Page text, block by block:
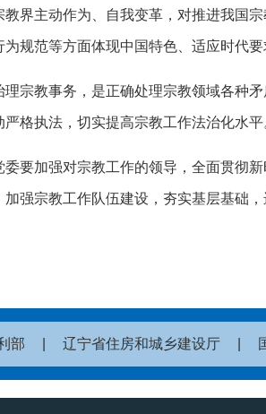
界主动作为、自我变革，对推进我国
规范等方面体现中国特色、适应时代
理宗教事务，是正确处理宗教领域各种
格执法，切实提高宗教工作法治化水平
委要加强对宗教工作的领导，全面贯彻
强宗教工作队伍建设，夯实基层基础
部 辽宁省住房和城乡建设厅